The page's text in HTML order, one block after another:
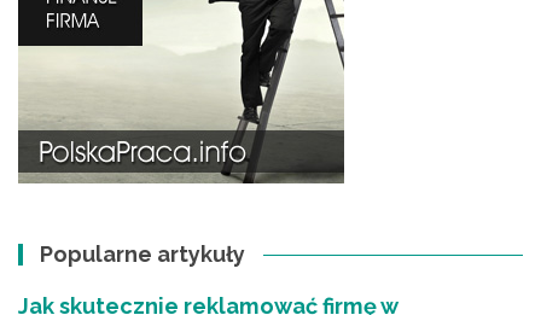
Popularne artykuły
Jak skutecznie reklamować firmę w